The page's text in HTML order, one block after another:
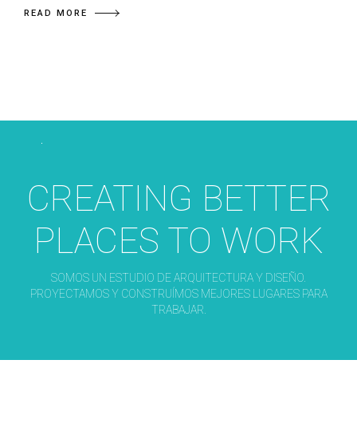
READ MORE
CREATING BETTER
PLACES TO WORK
SOMOS UN ESTUDIO DE ARQUITECTURA Y DISEÑO.
PROYECTAMOS Y CONSTRUÍMOS MEJORES LUGARES PARA
TRABAJAR.